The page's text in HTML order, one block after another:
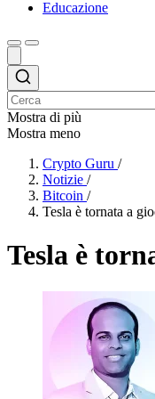
Educazione
Mostra di più
Mostra meno
Crypto Guru /
Notizie /
Bitcoin /
Tesla è tornata a
Tesla è